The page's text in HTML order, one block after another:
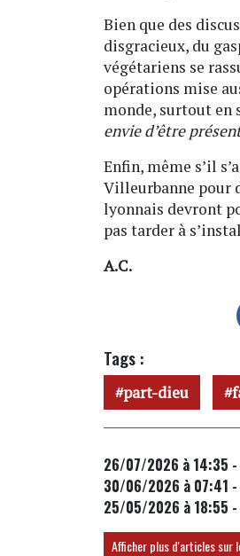
Bien que des
disgracieux, du
végétariens se
opérations mise
monde, surtout en
envie d’être
Enfin, même s’il
Villeurbanne pour
lyonnais devront
pas tarder à
A.C.
Tags :
part-dieu
26/07/2026 à 14:35 -
30/06/2026 à 07:41 -
25/05/2026 à 18:55 -
Afficher plus d'articles sur